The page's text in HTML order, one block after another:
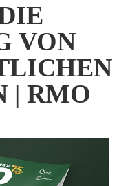
VON
| RMO